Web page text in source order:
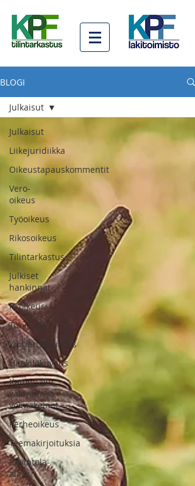
BLOGI
Julkaisut
Liikejuridiikka
Oikeustapauskommentit
Vero-
oikeus
Työoikeus
Rikosoikeus
Tilintarkastus
Julkiset
hankinnat
IT-oikeus
Turva-ala
Ympäristöoikeus
Henkilökuvaus
Kamppailu,
väkivalta ja
voimakeinot
Perheoikeus
Teemakirjoituksia
Ravintola-
ala
Julkaisut